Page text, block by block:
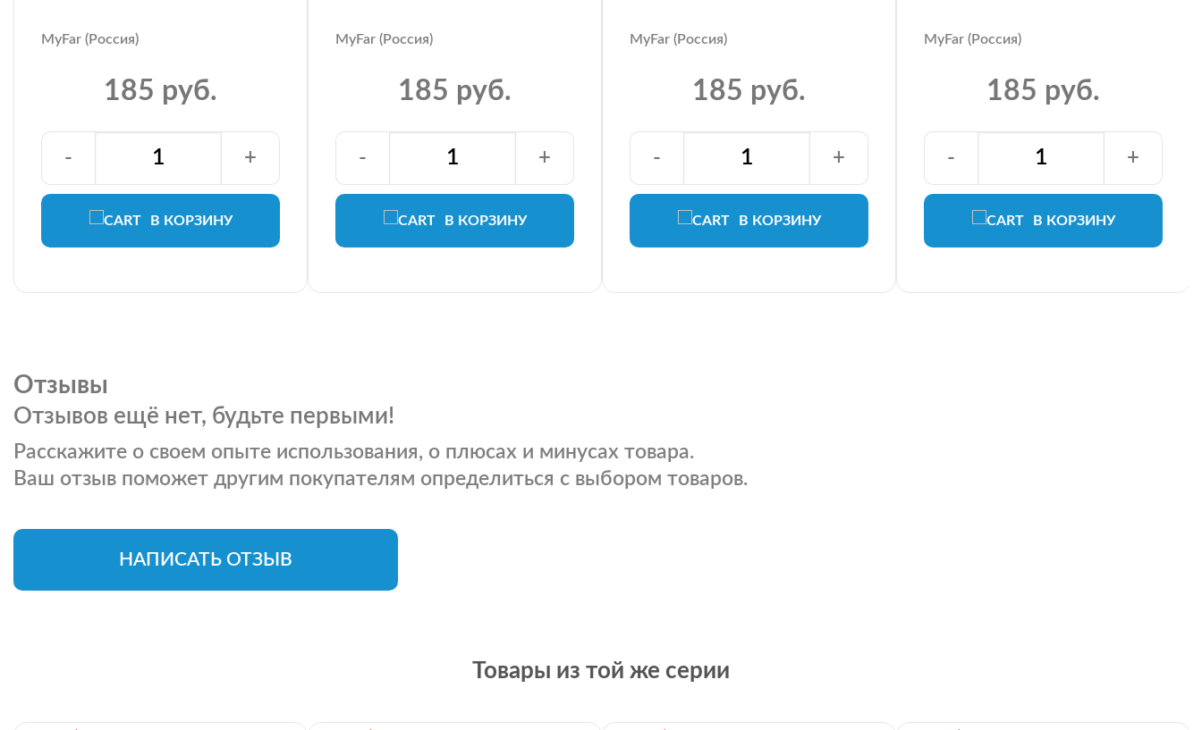
MyFar (Россия)
185 руб.
В КОРЗИНУ
- +
MyFar (Россия)
185 руб.
В КОРЗИНУ
- +
MyFar (Россия)
185 руб.
В КОРЗИНУ
- +
MyFar (Россия)
185 руб.
В КОРЗИНУ
- +
Отзывы
Отзывов ещё нет, будьте первыми!
Расскажите о своем опыте использования, о плюсах и минусах товара.
Ваш отзыв поможет другим покупателям определиться с выбором товаров.
НАПИСАТЬ ОТЗЫВ
Товары из той же серии